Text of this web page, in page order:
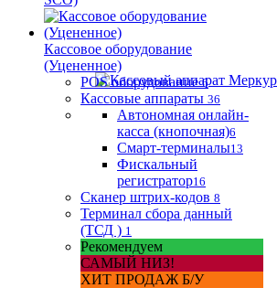
Кассовое оборудование
(Уцененное)
POS оборудование 6
Кассовые аппараты 36
Автономная онлайн-
касса (кнопочная)6
Смарт-терминалы13
Фискальный
регистратор16
Сканер штрих-кодов 8
Терминал сбора данный
(ТСД ) 1
Рекомендуем
САМЫЙ НИЗ!
ХИТ ПРОДАЖ Б/У